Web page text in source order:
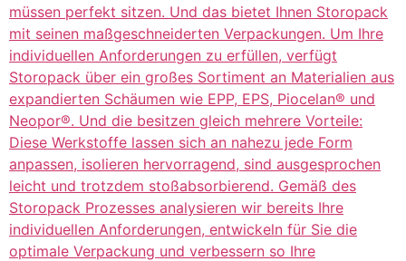
müssen perfekt sitzen. Und das bietet Ihnen Storopack
mit seinen maßgeschneiderten Verpackungen. Um Ihre
individuellen Anforderungen zu erfüllen, verfügt
Storopack über ein großes Sortiment an Materialien aus
expandierten Schäumen wie EPP, EPS, Piocelan® und
Neopor®. Und die besitzen gleich mehrere Vorteile:
Diese Werkstoffe lassen sich an nahezu jede Form
anpassen, isolieren hervorragend, sind ausgesprochen
leicht und trotzdem stoßabsorbierend. Gemäß des
Storopack Prozesses analysieren wir bereits Ihre
individuellen Anforderungen, entwickeln für Sie die
optimale Verpackung und verbessern so Ihre